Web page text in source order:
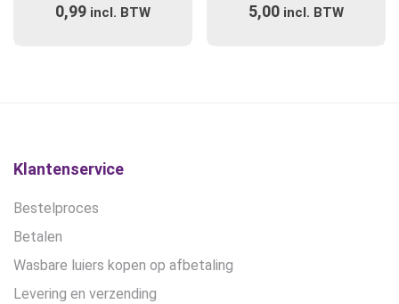
0,99 incl. BTW
variaties.
5,00 incl. BTW
Klantenservice
Bestelproces
Betalen
Wasbare luiers kopen op afbetaling
Levering en verzending